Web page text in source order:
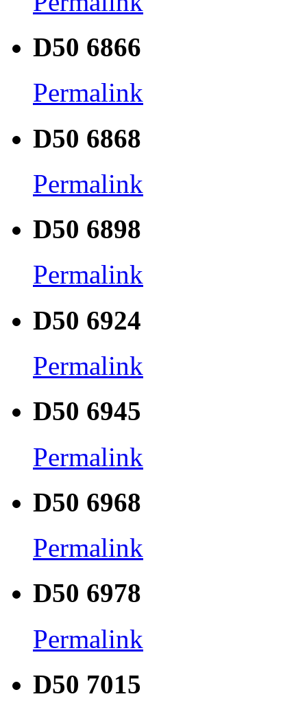
D50 6866
Permalink
D50 6868
Permalink
D50 6898
Permalink
D50 6924
Permalink
D50 6945
Permalink
D50 6968
Permalink
D50 6978
Permalink
D50 7015